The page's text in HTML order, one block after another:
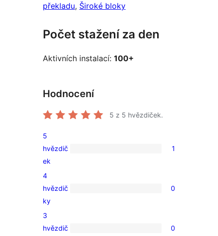
překladu, Široké bloky
Počet stažení za den
Aktivních instalací: 100+
Hodnocení
5 z 5 hvězdiček.
5hvězdičkové
hodnocení
5
hvězdič
ek
1
4hvězdičkové
hodnocení
4
hvězdič
ky
0
3
hvězdič
0